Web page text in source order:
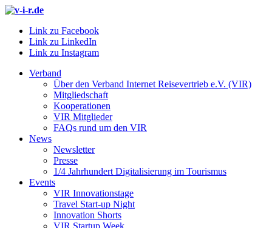
Link zu Facebook
Link zu LinkedIn
Link zu Instagram
Verband
Über den Verband Internet Reisevertrieb e.V. (VIR)
Mitgliedschaft
Kooperationen
VIR Mitglieder
FAQs rund um den VIR
News
Newsletter
Presse
1/4 Jahrhundert Digitalisierung im Tourismus
Events
VIR Innovationstage
Travel Start-up Night
Innovation Shorts
VIR Startup Week